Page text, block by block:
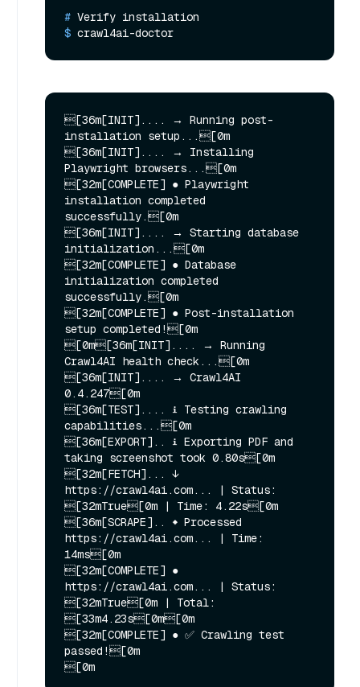
# Verify installation
$ crawl4ai-doctor
[36m[INIT].... → Running post-
installation setup...[0m
[36m[INIT].... → Installing
Playwright browsers...[0m
[32m[COMPLETE] ● Playwright
installation completed
successfully.[0m
[36m[INIT].... → Starting database
initialization...[0m
[32m[COMPLETE] ● Database
initialization completed
successfully.[0m
[32m[COMPLETE] ● Post-installation
setup completed![0m
[0m[36m[INIT].... → Running
Crawl4AI health check...[0m
[36m[INIT].... → Crawl4AI
0.4.247[0m
[36m[TEST].... ℹ Testing crawling
capabilities...[0m
[36m[EXPORT].. ℹ Exporting PDF and
taking screenshot took 0.80s[0m
[32m[FETCH]... ↓
https://crawl4ai.com... | Status:
[32mTrue[0m | Time: 4.22s[0m
[36m[SCRAPE].. ◆ Processed
https://crawl4ai.com... | Time:
14ms[0m
[32m[COMPLETE] ●
https://crawl4ai.com... | Status:
[32mTrue[0m | Total:
[33m4.23s[0m[0m
[32m[COMPLETE] ● ✅ Crawling test
passed![0m